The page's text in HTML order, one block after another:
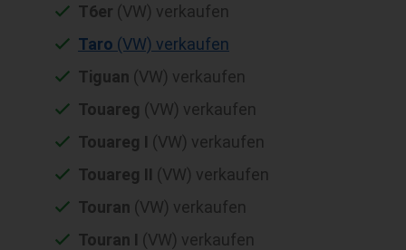
T6er (VW) verkaufen
Taro (VW) verkaufen
Tiguan (VW) verkaufen
Touareg (VW) verkaufen
Touareg I (VW) verkaufen
Touareg II (VW) verkaufen
Touran (VW) verkaufen
Touran I (VW) verkaufen